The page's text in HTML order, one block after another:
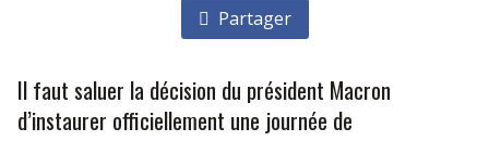
Partager
Il faut saluer la décision du président Macron
d’instaurer officiellement une journée de